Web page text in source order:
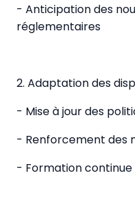
- Anticipation des
réglementaires
2. Adaptation des
- Mise à jour des
- Renforcement des
- Formation continue